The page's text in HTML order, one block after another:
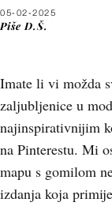
05-02-2025
Piše D.Š.
Imate li vi možda
zaljubljenice u
najinspirativnijim
na Pinterestu. Mi
mapu s gomilom
izdanja koja